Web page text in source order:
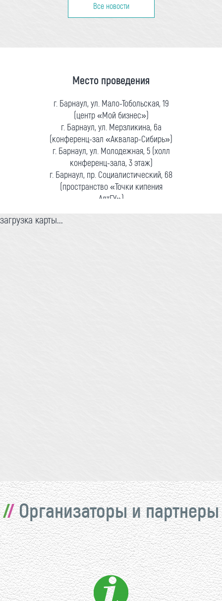
Все новости
Место проведения
г. Барнаул, ул. Мало-Тобольская, 19
(центр «Мой бизнес»)
г. Барнаул, ул. Мерзликина, 6а
(конференц-зал «Аквалар-Сибирь»)
г. Барнаул, ул. Молодежная, 5 (холл
конференц-зала, 3 этаж)
г. Барнаул, пр. Социалистический, 68
(пространство «Точки кипения
АлтГУ»)
загрузка карты...
Организаторы и партнеры